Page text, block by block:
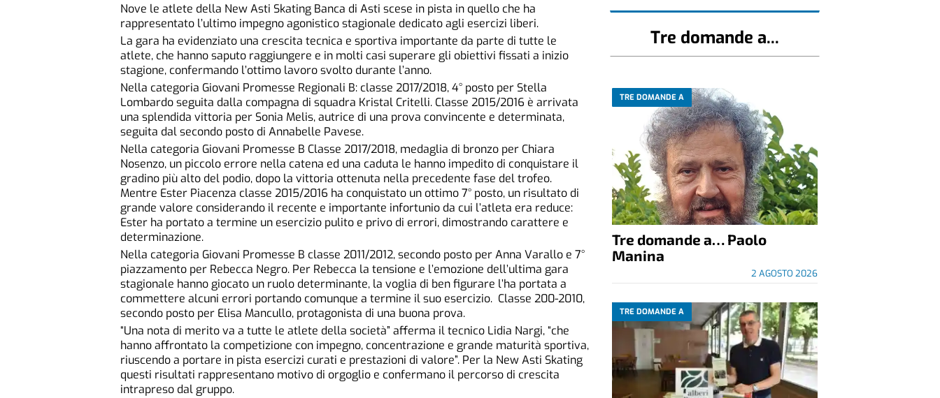
Nove le atlete della New Asti Skating Banca di Asti scese in pista in quello che ha
rappresentato l’ultimo impegno agonistico stagionale dedicato agli esercizi liberi.
La gara ha evidenziato una crescita tecnica e sportiva importante da parte di tutte le
atlete, che hanno saputo raggiungere e in molti casi superare gli obiettivi fissati a inizio
stagione, confermando l’ottimo lavoro svolto durante l’anno.
Nella categoria Giovani Promesse Regionali B: classe 2017/2018, 4° posto per Stella
Lombardo seguita dalla compagna di squadra Kristal Critelli. Classe 2015/2016 è arrivata
una splendida vittoria per Sonia Melis, autrice di una prova convincente e determinata,
seguita dal secondo posto di Annabelle Pavese.
Nella categoria Giovani Promesse B Classe 2017/2018, medaglia di bronzo per Chiara
Nosenzo, un piccolo errore nella catena ed una caduta le hanno impedito di conquistare il
gradino più alto del podio, dopo la vittoria ottenuta nella precedente fase del trofeo.
Mentre Ester Piacenza classe 2015/2016 ha conquistato un ottimo 7° posto, un risultato di
grande valore considerando il recente e importante infortunio da cui l’atleta era reduce:
Ester ha portato a termine un esercizio pulito e privo di errori, dimostrando carattere e
determinazione.
Nella categoria Giovani Promesse B classe 2011/2012, secondo posto per Anna Varallo e 7°
piazzamento per Rebecca Negro. Per Rebecca la tensione e l’emozione dell’ultima gara
stagionale hanno giocato un ruolo determinante, la voglia di ben figurare l’ha portata a
commettere alcuni errori portando comunque a termine il suo esercizio. Classe 200-2010,
secondo posto per Elisa Mancullo, protagonista di una buona prova.
“Una nota di merito va a tutte le atlete della società” afferma il tecnico Lidia Nargi, “che
hanno affrontato la competizione con impegno, concentrazione e grande maturità sportiva,
riuscendo a portare in pista esercizi curati e prestazioni di valore”. Per la New Asti Skating
questi risultati rappresentano motivo di orgoglio e confermano il percorso di crescita
intrapreso dal gruppo.
Tre domande a...
TRE DOMANDE A
Tre domande a… Paolo
Manina
2 AGOSTO 2026
TRE DOMANDE A